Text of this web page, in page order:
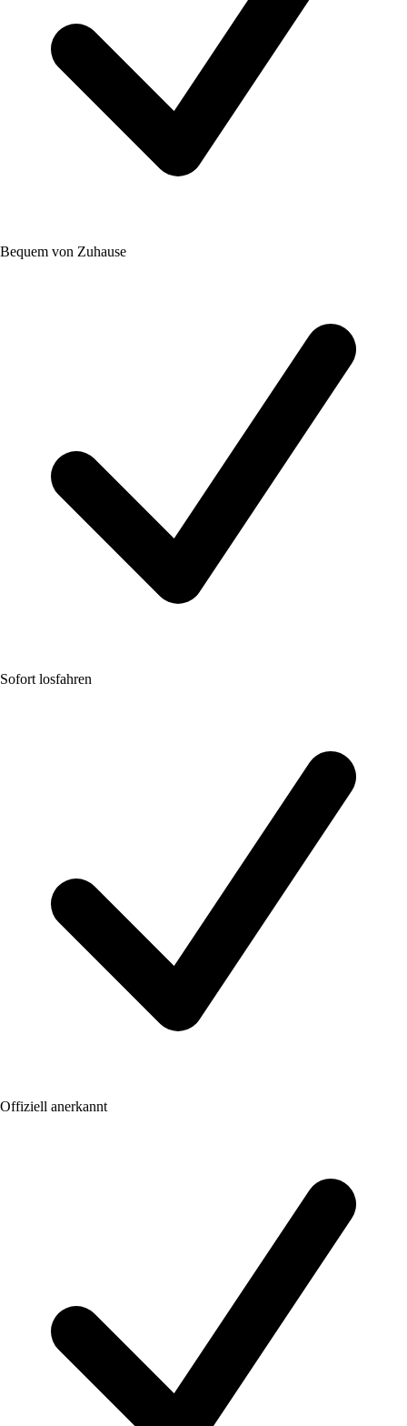
Bequem von Zuhause
Sofort losfahren
Offiziell anerkannt